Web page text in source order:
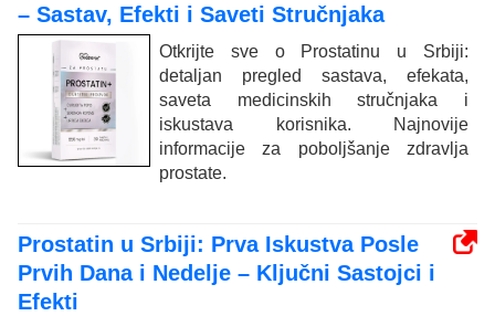
– Sastav, Efekti i Saveti Stručnjaka
Otkrijte sve o Prostatinu u Srbiji:
detaljan pregled sastava, efekata,
saveta medicinskih stručnjaka i
iskustava korisnika. Najnovije
informacije za poboljšanje zdravlja
prostate.
Prostatin u Srbiji: Prva Iskustva Posle
Prvih Dana i Nedelje – Ključni Sastojci i
Efekti